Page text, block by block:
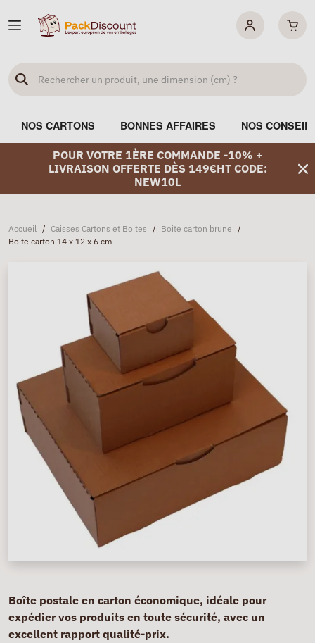
NOS CARTONS BONNES AFFAIRES NOS
POUR VOTRE 1ÈRE COMMANDE -10% +
LIVRAISON OFFERTE DÈS 149€HT CODE:
NEW10L
Accueil / Caisses Cartons et Boites / Boite carton brune /
Boite carton 14 x 12 x 6 cm
Boîte postale en carton économique, idéale pour
expédier vos produits en toute sécurité, avec un
excellent rapport qualité-prix.